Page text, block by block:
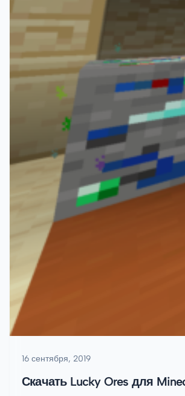
16 сентября, 2019
Скачать Lucky Ores для